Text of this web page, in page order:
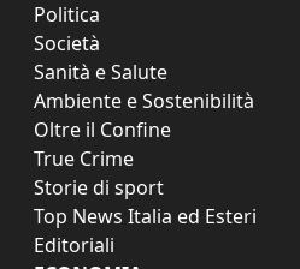
Politica
Società
Sanità e Salute
Ambiente e Sostenibilità
Oltre il Confine
True Crime
Storie di sport
Top News Italia ed Esteri
Editoriali